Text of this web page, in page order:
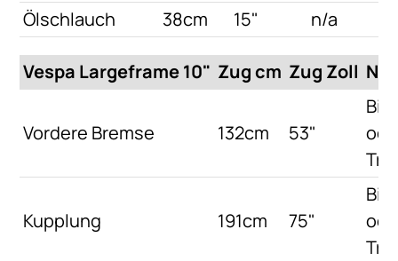
Ölschlauch
38cm 15" n/a
Vespa Largeframe 10" Zug cm Zug Zoll
Vordere Bremse 132cm 53"
Kupplung 191cm 75"